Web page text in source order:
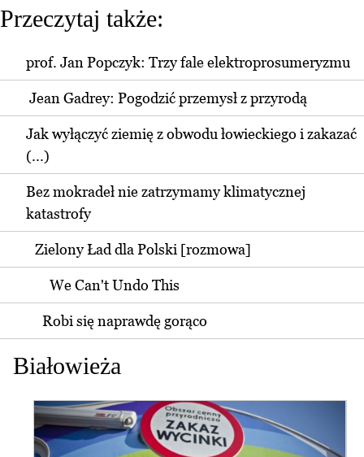
Przeczytaj także:
prof. Jan Popczyk: Trzy fale elektroprosumeryzmu
Jean Gadrey: Pogodzić przemysł z przyrodą
Jak wyłączyć ziemię z obwodu łowieckiego i zakazać
(...)
Bez mokradeł nie zatrzymamy klimatycznej
katastrofy
Zielony Ład dla Polski [rozmowa]
We Can't Undo This
Robi się naprawdę gorąco
Białowieża